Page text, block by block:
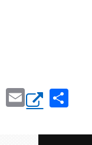
E
m
ail